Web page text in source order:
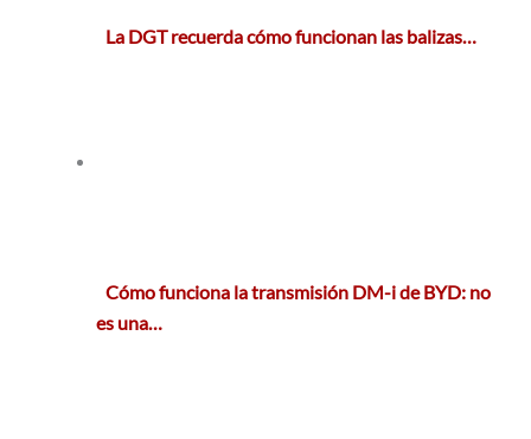
La DGT recuerda cómo funcionan las balizas…
Cómo funciona la transmisión DM-i de BYD: no
es una…